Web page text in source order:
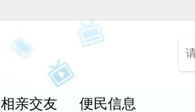
相亲交友 便民信息